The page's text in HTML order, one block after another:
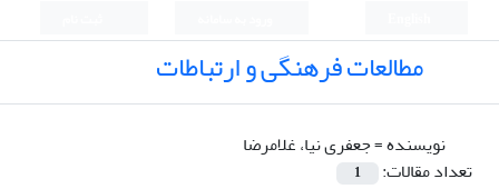
مطالعات فرهنگی و ارتباطات
نویسنده =جعفری نیا، غلامرضا
تعداد مقالات:
1